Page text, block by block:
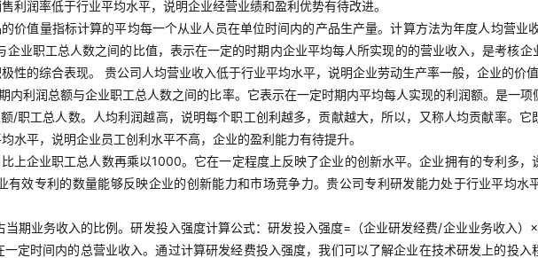
利润率低于行业平均水平，说明企业经营业绩和盈利优势有待改进。
价值量指标计算的平均每一个从业人员在单位时间内的产品生产量。计算方法为年度人均营业
业职工总人数之间的比值，表示在一定的时期内企业平均每人所实现的的营业收入，是考核
性的综合表现。 贵公司人均营业收入低于行业平均水平，说明企业劳动生产率一般，企业的价值
内利润总额与企业职工总人数之间的比率。它表示在一定时期内平均每人实现的利润额。是一
/职工总人数。人均利润越高，说明每个职工创利越多，贡献越大，所以，又称人均贡献率。
水平，说明企业员工创利水平不高，企业的盈利能力有待提升。
上企业职工总人数再乘以1000。它在一定程度上反映了企业的创新水平。企业拥有的专利多，
效专利的数量能够反映企业的创新能力和市场竞争力。贵公司专利研发能力处于行业平均水
当期业务收入的比例。研发投入强度计算公式：研发投入强度=（企业研发经费/企业业务收入）
定时间内的总营业收入。通过计算研发经费投入强度，我们可以了解企业在技术研发上的投入